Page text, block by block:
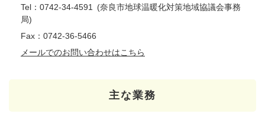
Tel：0742-34-4591
奈良市地球温暖化対策地域協議会事務
局
Fax：0742-36-5466
メールでのお問い合わせはこちら
主な業務